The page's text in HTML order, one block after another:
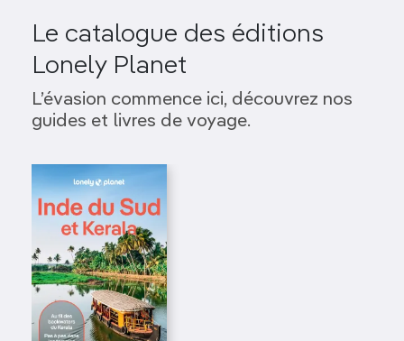
Le catalogue des éditions
Lonely Planet
L’évasion commence ici, découvrez nos
guides et livres de voyage.